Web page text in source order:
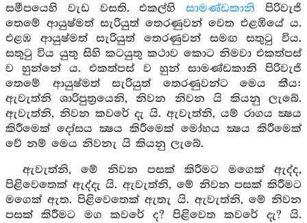
සමීපයෙහි වැඩ වසති. එකල්හිසාමණ්ඩකානි පිරිවැජි
තෙමේ ආයුෂ්මත් සැරියුත් තෙරණුවන් වෙත එළඹියේ ය.
එළඹ ආයුෂ්මත් සැරියුත් තෙරණුවන් සමඟ සතුටු විය.
සතුටු විය යුතු සිහි කටයුතු කථාව කොට නිමවා එකත්පස්
ව හුන්නේ ය. එකත්පස් ව හුන් සාමණ්ඩකානි පිරිවැජි
තෙමේ ආයුෂ්මත් සැරියුත් තෙරණුවන්ට මෙය කීය:
ඇවැත්නි ශාරිපුත්‍රයෙනි, නිවන නිවන යි කියනු ලැබේ.
ඇවැත්නි, නිවන කවරේ දැ යි. ඇවැත්නි, යම් රාගය ක්‍ෂය
කිරීමෙක් දෝසය ක්‍ෂය කිරීමෙක් මෝහය ක්‍ෂය කිරීමෙක්
වේ නම් මෙය නිවනැ යි කියනු ලැබේ.
ඇවැත්නි, මේ නිවන පසක් කිරීමට මගෙක් ඇද්ද,
පිළිවෙතෙක් ඇද්දැ යි. ඇවැත්නි, මේ නිවන පසක් කිරීමට
මගෙක් ඇත. පිළිවෙතෙක් ඇතැ යි. ඇවැත්නි, මේ නිවන
පසක් කිරීමට මග කවරේ ද? පිළිවෙත කවරේ දැ? යි.